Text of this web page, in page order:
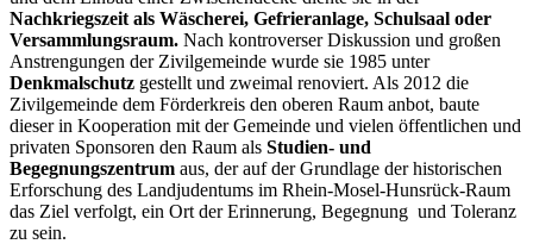
Nachkriegszeit als Wäscherei, Gefrieranlage, Schulsaal oder
Versammlungsraum. Nach kontroverser Diskussion und großen
Anstrengungen der Zivilgemeinde wurde sie 1985 unter
Denkmalschutz gestellt und zweimal renoviert. Als 2012 die
Zivilgemeinde dem Förderkreis den oberen Raum anbot, baute
dieser in Kooperation mit der Gemeinde und vielen öffentlichen und
privaten Sponsoren den Raum als Studien- und
Begegnungszentrum aus, der auf der Grundlage der historischen
Erforschung des Landjudentums im Rhein-Mosel-Hunsrück-Raum
das Ziel verfolgt, ein Ort der Erinnerung, Begegnung und Toleranz
zu sein.